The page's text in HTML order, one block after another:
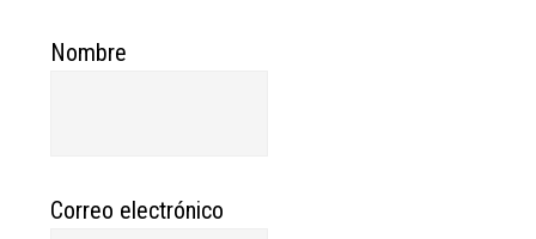
Nombre
Correo electrónico